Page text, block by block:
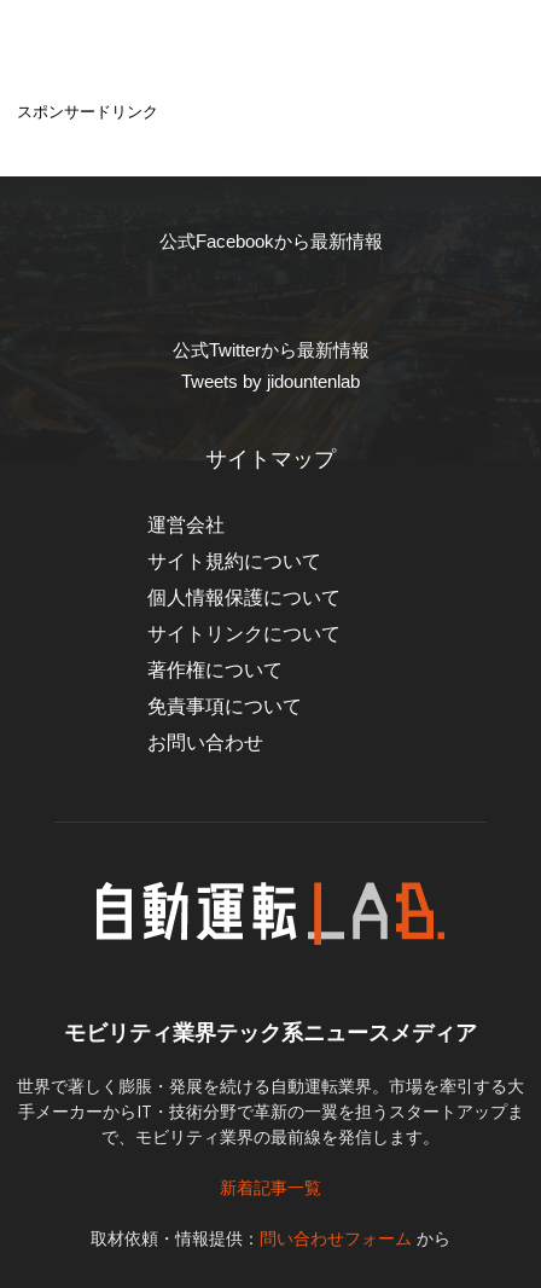
スポンサードリンク
公式Facebookから最新情報
公式Twitterから最新情報
Tweets by jidountenlab
サイトマップ
運営会社
サイト規約について
個人情報保護について
サイトリンクについて
著作権について
免責事項について
お問い合わせ
モビリティ業界テック系ニュースメディア
世界で著しく膨脹・発展を続ける自動運転業界。市場を牽引する大
手メーカーからIT・技術分野で革新の一翼を担うスタートアップま
で、モビリティ業界の最前線を発信します。
新着記事一覧
取材依頼・情報提供： 問い合わせフォーム から